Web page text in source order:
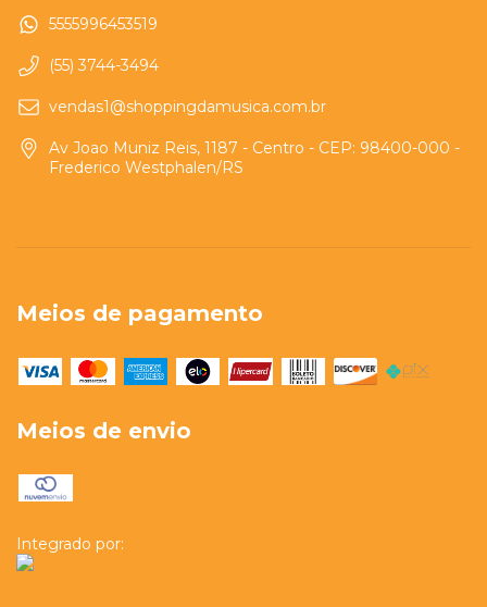
5555996453519
(55) 3744-3494
vendas1@shoppingdamusica.com.br
Av Joao Muniz Reis, 1187 - Centro - CEP: 98400-000 -
Frederico Westphalen/RS
Meios de pagamento
Meios de envio
Integrado por: